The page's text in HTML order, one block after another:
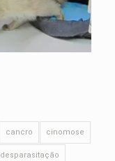
cancro cinomose
desparasitação